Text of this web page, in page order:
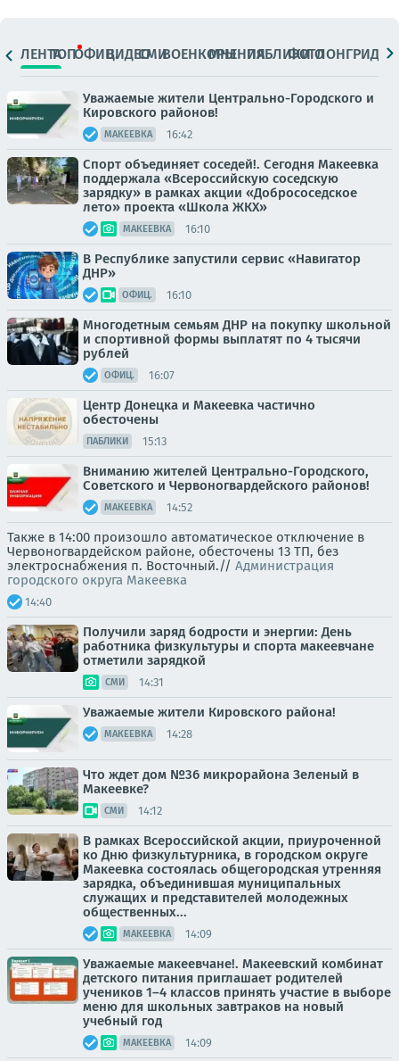
ЛЕНТАТОПОФИЦ.ВИДЕОСМИВОЕНКОРЫМНЕНИЯПАБЛИКИ
ФОТОЛОНГРИДЫ
Уважаемые жители Центрально-Городского и
Кировского районов!
МАКЕЕВКА 16:42
Спорт объединяет соседей!. Сегодня Макеевка
поддержала «Всероссийскую соседскую
зарядку» в рамках акции «Добрососедское
лето» проекта «Школа ЖКХ»
МАКЕЕВКА 16:10
В Республике запустили сервис «Навигатор
ДНР»
ОФИЦ. 16:10
Многодетным семьям ДНР на покупку школьной
и спортивной формы выплатят по 4 тысячи
рублей
ОФИЦ. 16:07
Центр Донецка и Макеевка частично
обесточены
ПАБЛИКИ 15:13
Вниманию жителей Центрально-Городского,
Советского и Червоногвардейского районов!
МАКЕЕВКА 14:52
Также в 14:00 произошло автоматическое отключение в
Червоногвардейском районе, обесточены 13 ТП, без
электроснабжения п. Восточный.// Администрация
городского округа Макеевка
14:40
Получили заряд бодрости и энергии: День
работника физкультуры и спорта макеевчане
отметили зарядкой
СМИ 14:31
Уважаемые жители Кировского района!
МАКЕЕВКА 14:28
Что ждет дом №36 микрорайона Зеленый в
Макеевке?
СМИ 14:12
В рамках Всероссийской акции, приуроченной
ко Дню физкультурника, в городском округе
Макеевка состоялась общегородская утренняя
зарядка, объединившая муниципальных
служащих и представителей молодежных
общественных...
МАКЕЕВКА 14:09
Уважаемые макеевчане!. Макеевский комбинат
детского питания приглашает родителей
учеников 1–4 классов принять участие в выборе
меню для школьных завтраков на новый
учебный год
МАКЕЕВКА 14:09